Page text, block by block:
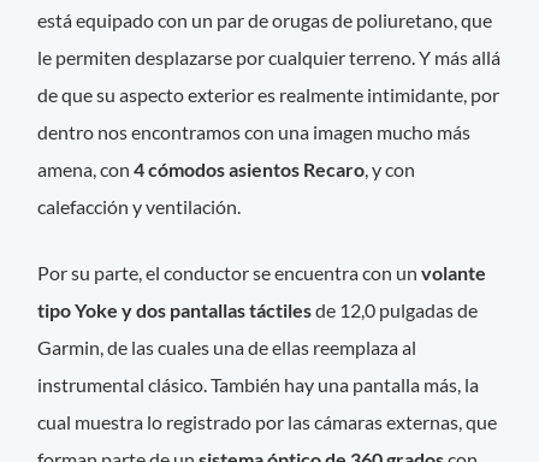
está equipado con un par de orugas de poliuretano, que
le permiten desplazarse por cualquier terreno. Y más allá
de que su aspecto exterior es realmente intimidante, por
dentro nos encontramos con una imagen mucho más
amena, con4 cómodos asientos Recaro, y con
calefacción y ventilación.
Por su parte, el conductor se encuentra con unvolante
tipo Yoke y dos pantallas táctilesde 12,0 pulgadas de
Garmin, de las cuales una de ellas reemplaza al
instrumental clásico. También hay una pantalla más, la
cual muestra lo registrado por las cámaras externas, que